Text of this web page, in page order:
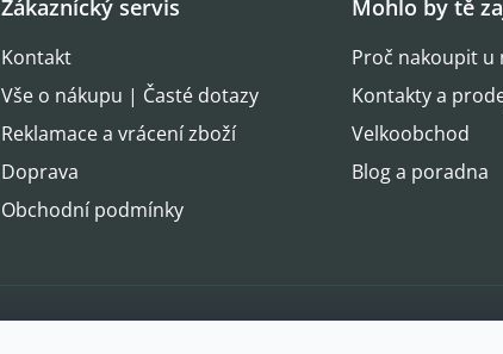
Zákaznícký servis
Kontakt
Vše o nákupu | Časté dotazy
Reklamace a vrácení zboží
Doprava
Obchodní podmínky
Mohlo by tě
Proč nakoupit u
Kontakty a
Velkoobchod
Blog a poradna